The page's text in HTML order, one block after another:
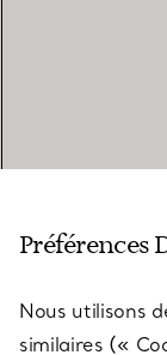
SERVICES
Préférences
Nous utilisons
similaires («